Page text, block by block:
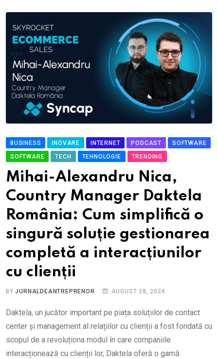
BUSINESS INOVARE INTERNET PODCAST
SOFTWARE
SOFTWARE
TECH TEHNOLOGIE TRENDING
Mihai-Alexandru Nica,
Country Manager Daktela
România: Cum simplifică o
singură soluție gestionarea
completă a interacțiunilor
cu clienții
BYJURNALDEANTREPRENOR AUGUST 28, 2024
Daktela, un jucător important pe piața soluțiilor de contact
center și management al relațiilor cu clienții a fost fondată cu
scopul de a revoluționa modul în care companiile
interacționează cu clienții lor, Daktela oferă o gamă